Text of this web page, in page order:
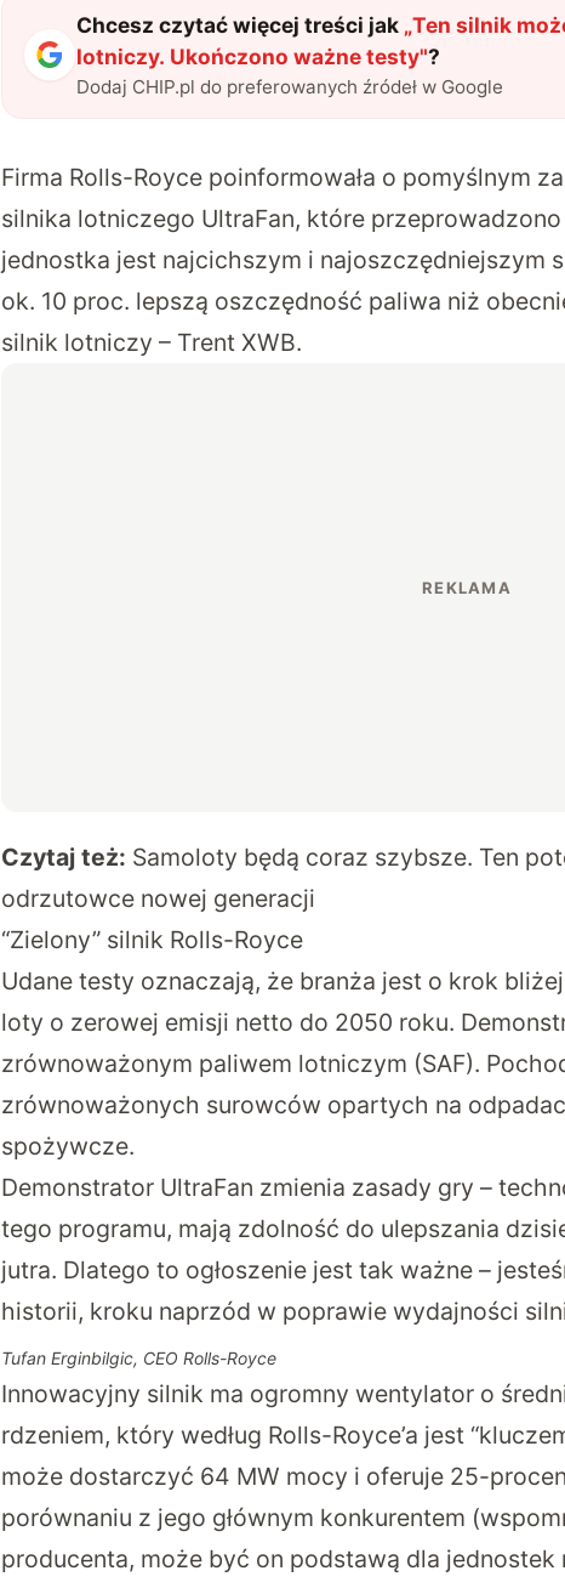
Chcesz czytać więcej treści jak „Ten silnik
lotniczy. Ukończono ważne testy"?
Dodaj CHIP.pl do preferowanych źródeł w Google
Firma Rolls-Royce poinformowała o pomyślnym
silnika lotniczego UltraFan, które
jednostka jest najcichszym i najoszczędniejszym
ok. 10 proc. lepszą oszczędność paliwa niż
silnik lotniczy – Trent XWB.
Czytaj też: Samoloty będą coraz szybsze. Ten
odrzutowce nowej generacji
“Zielony” silnik Rolls-Royce
Udane testy oznaczają, że branża jest o krok
loty o zerowej emisji netto do 2050 roku.
zrównoważonym paliwem lotniczym (SAF).
zrównoważonych surowców opartych na
spożywcze.
Demonstrator UltraFan zmienia zasady gry –
tego programu, mają zdolność do ulepszania
jutra. Dlatego to ogłoszenie jest tak ważne –
historii, kroku naprzód w poprawie wydajności
Tufan Erginbilgic, CEO Rolls-Royce
Innowacyjny silnik ma ogromny wentylator o
rdzeniem, który według Rolls-Royce’a jest
może dostarczyć 64 MW mocy i oferuje 25-
porównaniu z jego głównym konkurentem
producenta, może być on podstawą dla